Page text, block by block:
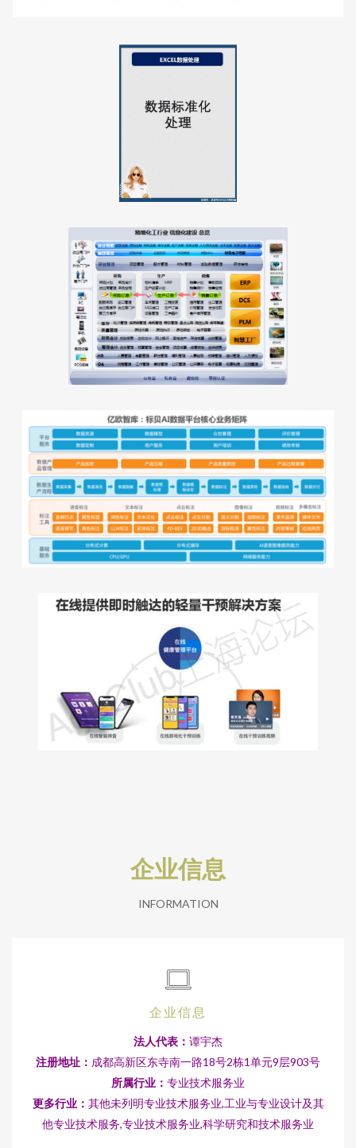
企业信息
INFORMATION
企业信息
法人代表： 谭宇杰
注册地址： 成都高新区东寺南一路18号2栋1单元9层903号
所属行业： 专业技术服务业
更多行业： 其他未列明专业技术服务业,工业与专业设计及其
他专业技术服务,专业技术服务业,科学研究和技术服务业